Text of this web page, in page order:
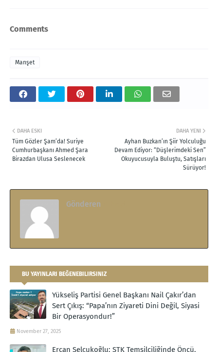
Comments
Manşet
DAHA YENI
Ayhan Buzkan’ın Şiir Yolculuğu
Devam Ediyor: “Düşlerimdeki Sen”
Okuyucusuyla Buluştu, Satışları
Sürüyor!
DAHA ESKI
Tüm Gözler Şam’da! Suriye
Cumhurbaşkanı Ahmed Şara
Birazdan Ulusa Seslenecek
Gönderen
BU YAYINLARI BEĞENEBILIRSINIZ
Yükseliş Partisi Genel Başkanı Nail Çakır’dan
Sert Çıkış: “Papa’nın Ziyareti Dini Değil, Siyasi
Bir Operasyondur!”
November 27, 2025
Ercan Selçukoğlu: STK Temsilciliğinde Öncü,